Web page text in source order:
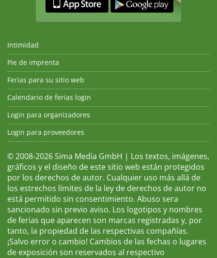
Intimidad
Pie de imprenta
Ferias para su sitio web
Calendario de ferias login
Login para organizadores
Login para proveedores
© 2008-2026 Sima Media GmbH | Los textos, imágenes,
gráficos y el diseño de este sitio web están protegidos
por los derechos de autor. Cualquier uso más allá de
los estrechos límites de la ley de derechos de autor no
está permitido sin consentimiento. Abuso sera
sancionado sin previo aviso. Los logotipos y nombres
de ferias que aparecen son marcas registradas y, por
tanto, la propiedad de las respectivas compañías.
¡Salvo error o cambio! Cambios de las fechas o lugares
de exposición son reservados al respectivo